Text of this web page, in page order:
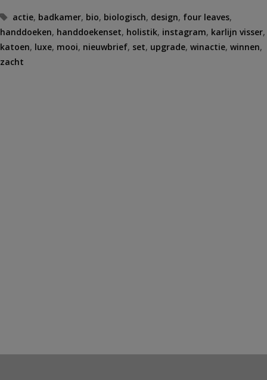
Tags
actie, badkamer, bio, biologisch, design, four leaves,
handdoeken, handdoekenset, holistik, instagram, karlijn visser,
katoen, luxe, mooi, nieuwbrief, set, upgrade, winactie, winnen,
zacht